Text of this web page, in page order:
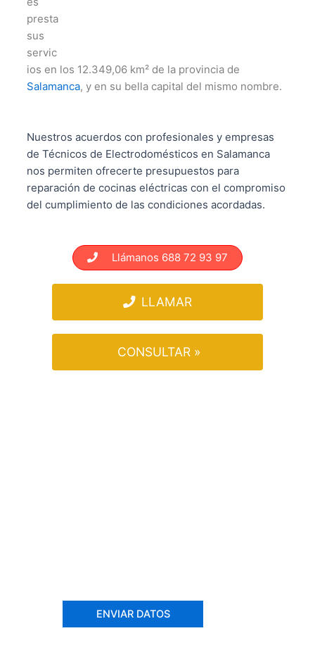
presta
sus
servic
ios en los 12.349,06 km² de la provincia de
Salamanca, y en su bella capital del mismo nombre.
Nuestros acuerdos con profesionales y empresas
de Técnicos de Electrodomésticos en Salamanca
nos permiten ofrecerte presupuestos para
reparación de cocinas eléctricas con el compromiso
del cumplimiento de las condiciones acordadas.
Llámanos 688 72 93 97
LLAMAR
CONSULTAR »